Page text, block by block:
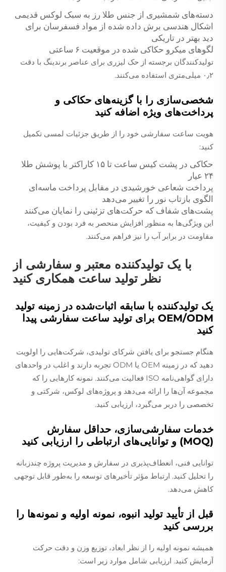
دسته‌های شمشیری از جنس طلا رز به سبک لوکس قدیمی
اشکال هندسی برش داده شده از مواد فسفرسان برای
دید بهتر در تاریکی
لگوهای میکرو حکاکی شده در موقعیت ۶ ساعتی
تولیدکنندگان برجسته از حک لیزری برای عناصر برندینگ با دقت
۰٫۲ میلی‌متری استفاده می‌کنند.
شخصی‌سازی را با گزینه‌های حکاکی و
پرداخت‌های ویژه اضافه کنید
هویت ساعت سفارشی خود را از طریق جزئیات لمسی تکمیل
کنید:
حکاکی در پشت کیس ساعت تا ۱۵ کاراکتر با پوشش طلا
۲۴ عیار
پرداخت شعاعی خورشیدی در مقابل پرداخت ماسه‌ای
الگوی بازتاب نور را تغییر می‌دهد
پشت‌های شفاف که حرکت‌های تزئینی را نمایان می‌کنند
این ویژگی‌ها به منظور افزایش منحصر به فرد بودن و کیفیت،
مقاومت در برابر آب را نیز فراهم می‌کنند.
با یک تولیدکننده معتبر و سفارشی از
نظر تولید ساعت همکاری کنید
یک تولیدکننده با سابقه اثبات‌شده در زمینه تولید
OEM/ODM برای تولید ساعت سفارشی پیدا
کنید
هنگام جستجو برای یافتن شرکای تولیدی، شرکت‌هایی را اولویت
دهید که در زمینه OEM یا ODM تجربه دارند و اغلب در واحدهای
دارای گواهی‌نامه ISO فعالیت می‌کنند. نمونه کارهایی را که
مجموعه آن‌ها را ارائه می‌دهد و پروژه‌های لوکس، شرکتی و
تخصصی را دربر می‌گیرد، ارزیابی کنید.
خدمات سفارشی‌سازی، حداقل سفارش
(MOQ) و توانایی‌های ارتباطی را ارزیابی کنید
توانایی فنی، انعطاف‌پذیری در سفارش و مدیریت پروژه چندزبانه
را تحلیل کنید. ارتباط مؤثر تأخیرهای توسعه را به‌طور قابل توجهی
کاهش می‌دهد.
قبل از تأیید تولید انبوه، نمونه اولیه و نمونه‌ها را
بررسی کنید
همیشه نمونه اولیه را از نظر ابعاد، توزیع وزن و دقت حرکت
آزمایش کنید. ارزیابی شامل موارد زیر است: